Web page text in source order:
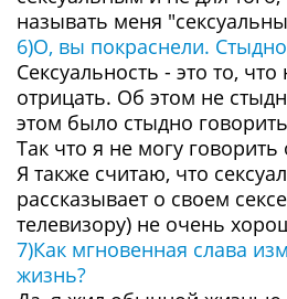
называть меня
6)О, вы покраснели.
Сексуальность - это то,
отрицать. Об этом не
этом было стыдно
Так что я не могу
Я также считаю, что
рассказывает о своем
телевизору) не очень
7)Как мгновенная слава
жизнь?